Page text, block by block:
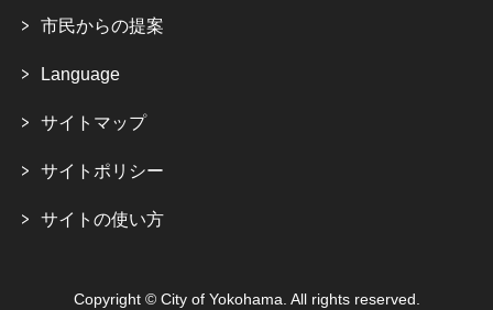
市民からの提案
Language
サイトマップ
サイトポリシー
サイトの使い方
Copyright © City of Yokohama. All rights reserved.